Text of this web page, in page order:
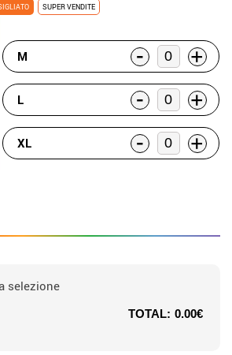
SUPER VENDITE
M - +
L - +
XL - +
selezione
TOTAL: 0.00€